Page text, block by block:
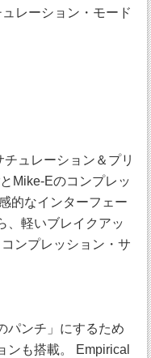
レーション・モード
ュレーション＆プリ
Mike-Eのコンプレッ
的なインターフェー
、軽いブレイクアッ
ンプレッション・サ
パンチ」にするため
ンも搭載。 Empirical